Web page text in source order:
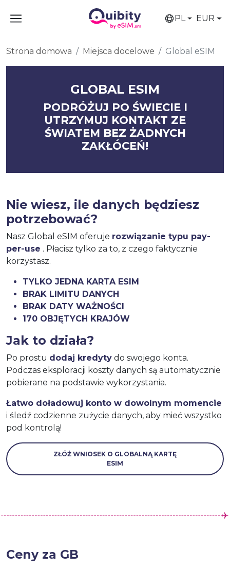
PL EUR
Strona domowa Miejsca docelowe Global eSIM
GLOBAL ESIM
PODRÓŻUJ PO ŚWIECIE I
UTRZYMUJ KONTAKT ZE
ŚWIATEM BEZ ŻADNYCH
ZAKŁÓCEŃ!
Nie wiesz, ile danych będziesz
potrzebować?
Nasz Global eSIM oferuje rozwiązanie typu pay-
per-use . Płacisz tylko za to, z czego faktycznie
korzystasz.
TYLKO JEDNA KARTA ESIM
BRAK LIMITU DANYCH
BRAK DATY WAŻNOŚCI
170 OBJĘTYCH KRAJÓW
Jak to działa?
Po prostu dodaj kredyty do swojego konta.
Podczas eksploracji koszty danych są automatycznie
pobierane na podstawie wykorzystania.
Łatwo doładowuj konto w dowolnym momencie
i śledź codzienne zużycie danych, aby mieć wszystko
pod kontrolą!
ZŁÓŻ WNIOSEK O GLOBALNĄ KARTĘ
ESIM
Ceny za GB